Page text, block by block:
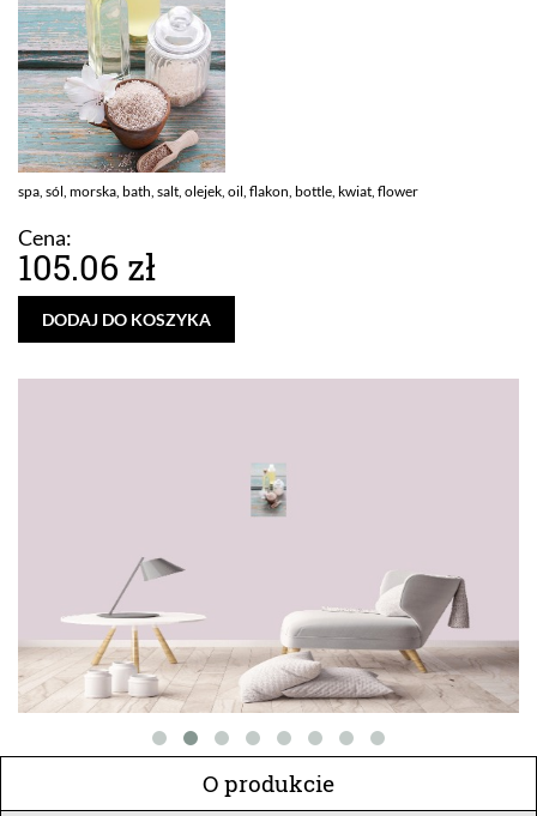
spa, sól, morska, bath, salt, olejek, oil, flakon, bottle, kwiat, flower
Cena:
105.06 zł
DODAJ DO KOSZYKA
O produkcie